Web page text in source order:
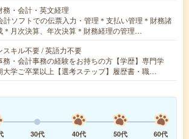
務・会計・英文経理
計ソフトでの伝票入力・管理＊支払い管理＊財務諸
＊月次決算、年次決算＊財務経理の管理…
スキル不要 / 英語力不要
務・会計事務の経験をお持ちの方【学歴】専門学
大学ご卒業以上【選考ステップ】履歴書・職…
30代 40代 50代
60代